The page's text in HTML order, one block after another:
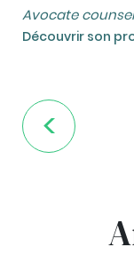
Avocate counsel
Découvrir son